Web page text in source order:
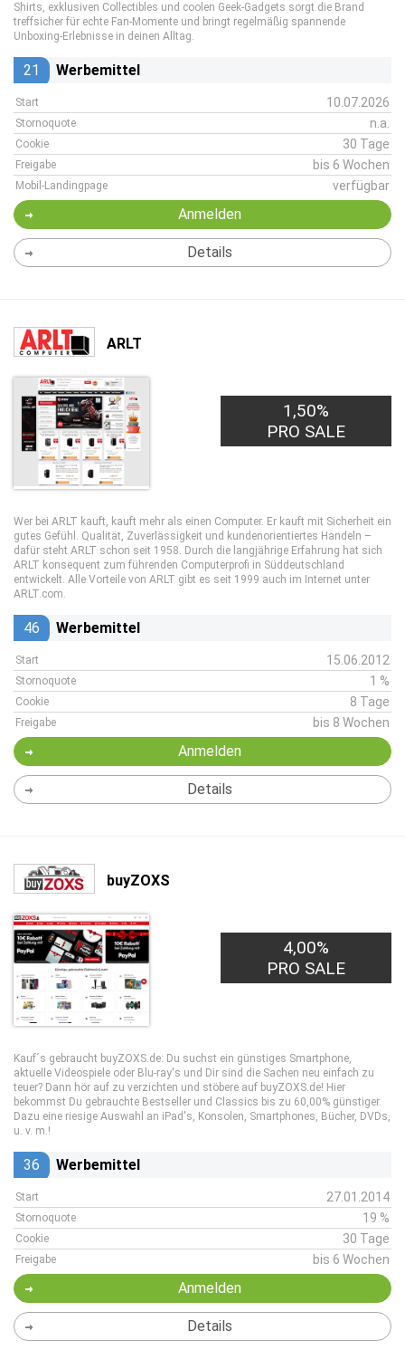
Shirts, exklusiven Collectibles und coolen Geek-Gadgets sorgt die Brand
treffsicher für echte Fan-Momente und bringt regelmäßig spannende
Unboxing-Erlebnisse in deinen Alltag.
21 Werbemittel
Start 10.07.2026
Stornoquote n.a.
Cookie 30 Tage
Freigabe bis 6 Wochen
Mobil-Landingpage verfügbar
Anmelden
Details
ARLT
1,50%
PRO SALE
Wer bei ARLT kauft, kauft mehr als einen Computer. Er kauft mit Sicherheit ein
gutes Gefühl. Qualität, Zuverlässigkeit und kundenorientiertes Handeln –
dafür steht ARLT schon seit 1958. Durch die langjährige Erfahrung hat sich
ARLT konsequent zum führenden Computerprofi in Süddeutschland
entwickelt. Alle Vorteile von ARLT gibt es seit 1999 auch im Internet unter
ARLT.com.
46 Werbemittel
Start 15.06.2012
Stornoquote 1 %
Cookie 8 Tage
Freigabe bis 8 Wochen
Anmelden
Details
buyZOXS
4,00%
PRO SALE
Kauf´s gebraucht buyZOXS.de: Du suchst ein günstiges Smartphone,
aktuelle Videospiele oder Blu-ray's und Dir sind die Sachen neu einfach zu
teuer? Dann hör auf zu verzichten und stöbere auf buyZOXS.de! Hier
bekommst Du gebrauchte Bestseller und Classics bis zu 60,00% günstiger.
Dazu eine riesige Auswahl an iPad's, Konsolen, Smartphones, Bücher, DVDs,
u. v. m.!
36 Werbemittel
Start 27.01.2014
Stornoquote 19 %
Cookie 30 Tage
Freigabe bis 6 Wochen
Anmelden
Details